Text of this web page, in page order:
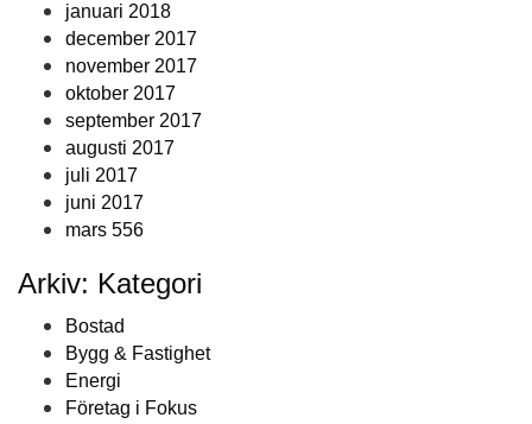
januari 2018
december 2017
november 2017
oktober 2017
september 2017
augusti 2017
juli 2017
juni 2017
mars 556
Arkiv: Kategori
Bostad
Bygg & Fastighet
Energi
Företag i Fokus